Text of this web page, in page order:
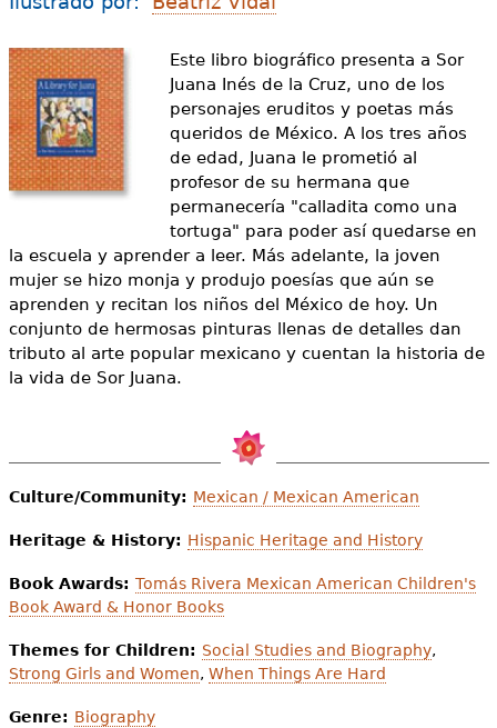
e
s
t
á
a
u
í
Este libro biográfico presenta a Sor
Juana Inés de la Cruz, uno de los
personajes eruditos y poetas más
queridos de México. A los tres años
de edad, Juana le prometió al
profesor de su hermana que
permanecería "calladita como una
tortuga" para poder así quedarse en
la escuela y aprender a leer. Más adelante, la joven
mujer se hizo monja y produjo poesías que aún se
aprenden y recitan los niños del México de hoy. Un
conjunto de hermosas pinturas llenas de detalles dan
tributo al arte popular mexicano y cuentan la historia de
la vida de Sor Juana.
Culture/Community: Mexican / Mexican American
Heritage & History: Hispanic Heritage and History
Book Awards: Tomás Rivera Mexican American Children's
Book Award & Honor Books
Themes for Children: Social Studies and Biography,
Strong Girls and Women, When Things Are Hard
Genre: Biography